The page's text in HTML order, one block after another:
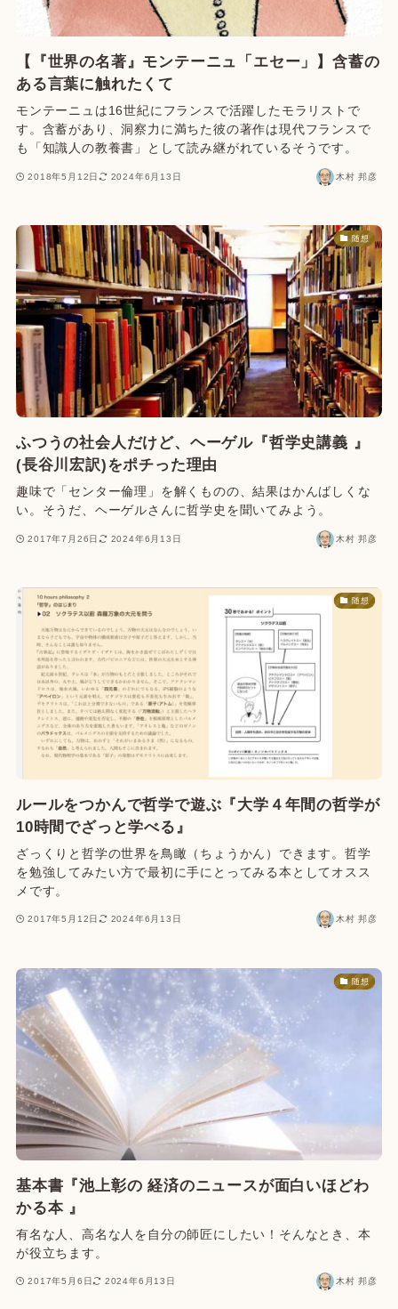
【『世界の名著』モンテーニュ「エセー」】含蓄の
ある言葉に触れたくて
モンテーニュは16世紀にフランスで活躍したモラリストで
す。含蓄があり、洞察力に満ちた彼の著作は現代フランスで
も「知識人の教養書」として読み継がれているそうです。
2018年5月12日 2024年6月13日 木村 邦彦
随想
ふつうの社会人だけど、ヘーゲル『哲学史講義 』
(長谷川宏訳)をポチった理由
趣味で「センター倫理」を解くものの、結果はかんばしくな
い。そうだ、ヘーゲルさんに哲学史を聞いてみよう。
2017年7月26日 2024年6月13日 木村 邦彦
随想
ルールをつかんで哲学で遊ぶ『大学４年間の哲学が
10時間でざっと学べる』
ざっくりと哲学の世界を鳥瞰（ちょうかん）できます。哲学
を勉強してみたい方で最初に手にとってみる本としてオスス
メです。
2017年5月12日 2024年6月13日 木村 邦彦
随想
基本書『池上彰の 経済のニュースが面白いほどわ
かる本 』
有名な人、高名な人を自分の師匠にしたい！そんなとき、本
が役立ちます。
2017年5月6日 2024年6月13日 木村 邦彦